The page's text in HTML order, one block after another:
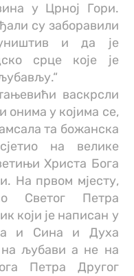
у Црној Гори.
су заборавили
и да је
срце које је
васкрсли
онима у којима се,
та божанска
на велике
Христа Бога
На првом мјесту,
Светог Петра
који је написан у
и Сина и Духа
на љубави а не на
Петра Другог